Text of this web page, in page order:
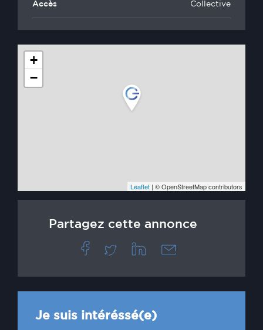
Accès Collective
+
−
Leaflet | © OpenStreetMap contributors
Partagez cette annonce
Je suis intéréssé(e)